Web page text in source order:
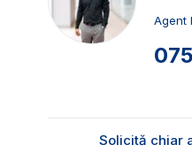
Agent
Solicită chiar